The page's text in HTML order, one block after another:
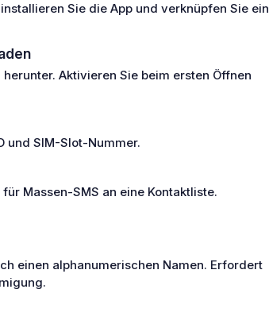
Sie die App und verknüpfen Sie ein
Aktivieren Sie beim ersten Öffnen
und SIM-Slot-Nummer.
für Massen-SMS an eine Kontaktliste.
einen alphanumerischen Namen. Erfordert